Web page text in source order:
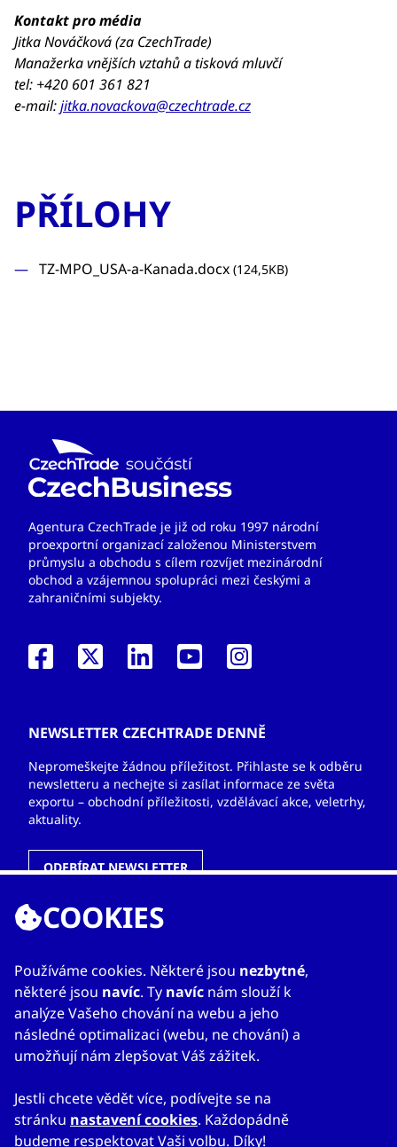
Kontakt pro média
Jitka Nováčková (za CzechTrade)
Manažerka vnějších vztahů a tisková mluvčí
tel: +420 601 361 821
e-mail:jitka.novackova@czechtrade.cz
PŘÍLOHY
TZ-MPO_USA-a-Kanada.docx (124,5KB)
Agentura CzechTrade je již od roku 1997 národní
proexportní organizací založenou Ministerstvem
průmyslu a obchodu s cílem rozvíjet mezinárodní
obchod a vzájemnou spolupráci mezi českými a
zahraničními subjekty.
NEWSLETTER CZECHTRADE DENNĚ
Nepromeškejte žádnou příležitost. Přihlaste se k odběru
newsletteru a nechejte si zasílat informace ze světa
exportu – obchodní příležitosti, vzdělávací akce, veletrhy,
aktuality.
ODEBÍRAT NEWSLETTER
ODKAZY
O nás
Zahraniční kanceláře
Služby
Kontakty
COOKIES
Používáme cookies. Některé jsou nezbytné,
některé jsou navíc. Ty navíc nám slouží k
analýze Vašeho chování na webu a jeho
následné optimalizaci (webu, ne chování) a
umožňují nám zlepšovat Váš zážitek.
Jestli chcete vědět více, podívejte se na
stránku nastavení cookies. Každopádně
budeme respektovat Vaši volbu. Díky!